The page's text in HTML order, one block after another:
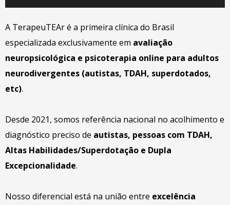
A TerapeuTEAr é a primeira clínica do Brasil
especializada exclusivamente em avaliação
neuropsicológica e psicoterapia online para adultos
neurodivergentes (autistas, TDAH, superdotados,
etc).
Desde 2021, somos referência nacional no acolhimento e
diagnóstico preciso de autistas, pessoas com TDAH,
Altas Habilidades/Superdotação e Dupla
Excepcionalidade.
Nosso diferencial está na união entre excelência